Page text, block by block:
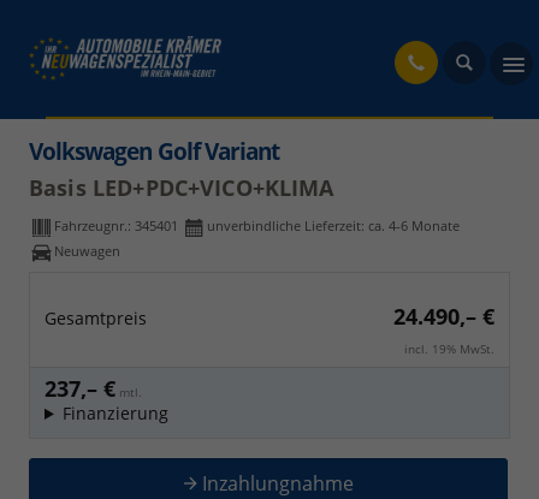
Volkswagen Golf Variant
Basis LED+PDC+VICO+KLIMA
Fahrzeugnr.: 345401
unverbindliche Lieferzeit: ca. 4-6 Monate
Neuwagen
Gesamtpreis 24.490,– €
incl. 19% MwSt.
237,– € mtl.
Finanzierung
Inzahlungnahme